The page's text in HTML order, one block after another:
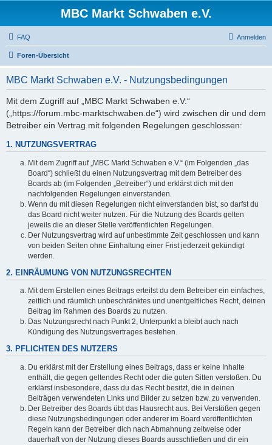
MBC Markt Schwaben e.V.
FAQ Anmelden
Foren-Übersicht
MBC Markt Schwaben e.V. - Nutzungsbedingungen
Mit dem Zugriff auf „MBC Markt Schwaben e.V.“
(„https://forum.mbc-marktschwaben.de“) wird zwischen dir und dem
Betreiber ein Vertrag mit folgenden Regelungen geschlossen:
1. NUTZUNGSVERTRAG
Mit dem Zugriff auf „MBC Markt Schwaben e.V.“ (im Folgenden „das
Board“) schließt du einen Nutzungsvertrag mit dem Betreiber des
Boards ab (im Folgenden „Betreiber“) und erklärst dich mit den
nachfolgenden Regelungen einverstanden.
Wenn du mit diesen Regelungen nicht einverstanden bist, so darfst du
das Board nicht weiter nutzen. Für die Nutzung des Boards gelten
jeweils die an dieser Stelle veröffentlichten Regelungen.
Der Nutzungsvertrag wird auf unbestimmte Zeit geschlossen und kann
von beiden Seiten ohne Einhaltung einer Frist jederzeit gekündigt
werden.
2. EINRÄUMUNG VON NUTZUNGSRECHTEN
Mit dem Erstellen eines Beitrags erteilst du dem Betreiber ein einfaches,
zeitlich und räumlich unbeschränktes und unentgeltliches Recht, deinen
Beitrag im Rahmen des Boards zu nutzen.
Das Nutzungsrecht nach Punkt 2, Unterpunkt a bleibt auch nach
Kündigung des Nutzungsvertrages bestehen.
3. PFLICHTEN DES NUTZERS
Du erklärst mit der Erstellung eines Beitrags, dass er keine Inhalte
enthält, die gegen geltendes Recht oder die guten Sitten verstoßen. Du
erklärst insbesondere, dass du das Recht besitzt, die in deinen
Beiträgen verwendeten Links und Bilder zu setzen bzw. zu verwenden.
Der Betreiber des Boards übt das Hausrecht aus. Bei Verstößen gegen
diese Nutzungsbedingungen oder anderer im Board veröffentlichten
Regeln kann der Betreiber dich nach Abmahnung zeitweise oder
dauerhaft von der Nutzung dieses Boards ausschließen und dir ein